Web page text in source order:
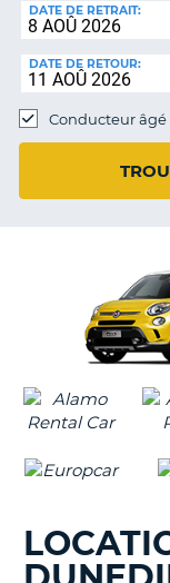
LANGUAGE
DE
RETOUR:
DATE DE RETRAIT:
DATE DE RETOUR:
Conducteur âgé